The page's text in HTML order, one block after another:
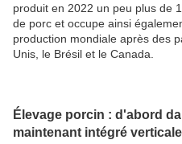
produit en 2022 un peu plus de
de porc et occupe ainsi
production mondiale après des
Unis, le Brésil et le Canada.
Élevage porcin : d'abord
maintenant intégré